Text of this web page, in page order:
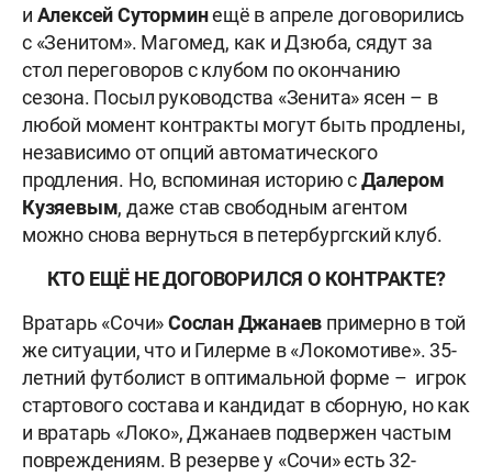
и Алексей Суторминещё в апреле договорились
с «Зенитом». Магомед, как и Дзюба, сядут за
стол переговоров с клубом по окончанию
сезона. Посыл руководства «Зенита» ясен – в
любой момент контракты могут быть продлены,
независимо от опций автоматического
продления. Но, вспоминая историю сДалером
Кузяевым, даже став свободным агентом
можно снова вернуться в петербургский клуб.
КТО ЕЩЁ НЕ ДОГОВОРИЛСЯ О КОНТРАКТЕ?
Вратарь «Сочи»Сослан Джанаев примерно в той
же ситуации, что и Гилерме в «Локомотиве». 35-
летний футболист в оптимальной форме – игрок
стартового состава и кандидат в сборную, но как
и вратарь «Локо», Джанаев подвержен частым
повреждениям. В резерве у «Сочи» есть 32-